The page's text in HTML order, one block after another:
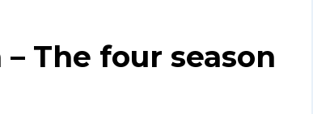
The four season